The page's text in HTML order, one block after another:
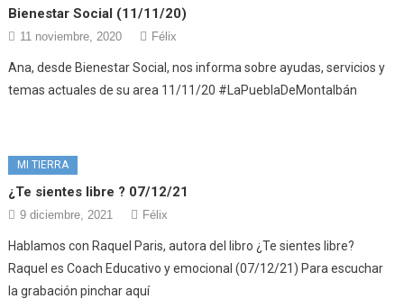
Bienestar Social (11/11/20)
11 noviembre, 2020 Félix
Ana, desde Bienestar Social, nos informa sobre ayudas, servicios y
temas actuales de su area 11/11/20 #LaPueblaDeMontalbán
MI TIERRA
¿Te sientes libre ? 07/12/21
9 diciembre, 2021 Félix
Hablamos con Raquel Paris, autora del libro ¿Te sientes libre?
Raquel es Coach Educativo y emocional (07/12/21) Para escuchar
la grabación pinchar aquí